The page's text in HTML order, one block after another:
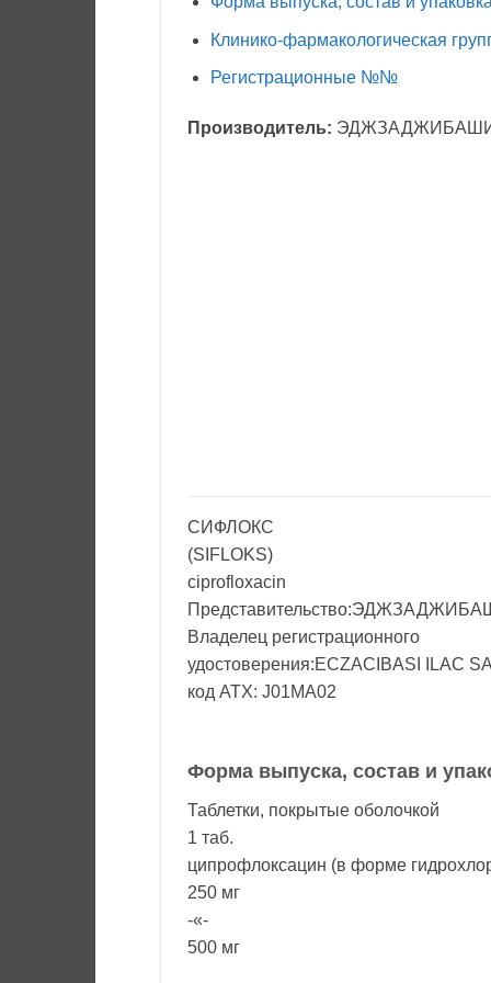
Клинико-фармакологическая
Регистрационные №№
Производитель:
СИФЛОКС
(SIFLOKS)
ciprofloxacin
Владелец регистрационного
удостоверения:ECZACIBASI ILAC
код ATX: J01MA02
Форма выпуска, состав и
Таблетки, покрытые оболочкой
1 таб.
ципрофлоксацин (в форме
250 мг
-«-
500 мг